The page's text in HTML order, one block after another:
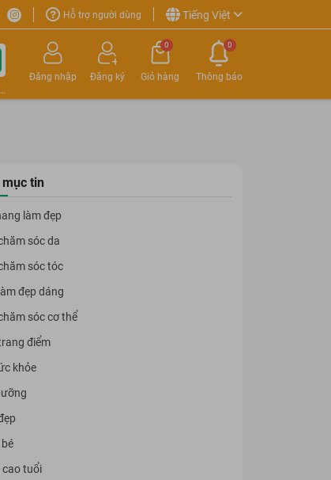
Hỗ trợ người dùng Tiếng Việt
Đăng nhập Đăng ký
0
Giỏ hàng Thông báo
0
mục tin
làm đẹp
sóc da
sóc tóc
đẹp dáng
sóc cơ thể
điểm
khỏe
cao tuổi